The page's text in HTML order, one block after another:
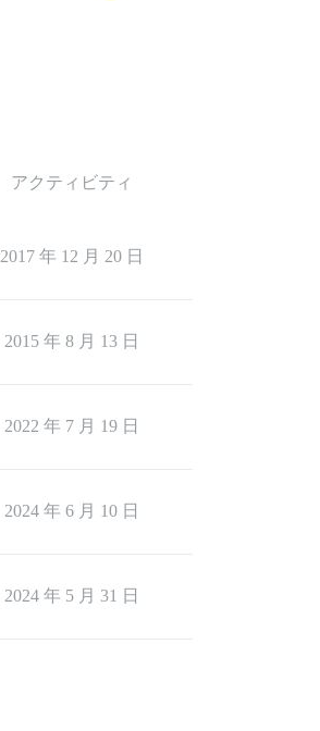
アクティビティ
2017 年 12 月 20 日
2015 年 8 月 13 日
2022 年 7 月 19 日
2024 年 6 月 10 日
2024 年 5 月 31 日